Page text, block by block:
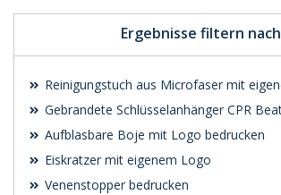
Ergebnisse filtern nach
Reinigungstuch aus Microfaser mit
Gebrandete Schlüsselanhänger CPR
Aufblasbare Boje mit Logo bedrucken
Eiskratzer mit eigenem Logo
Venenstopper bedrucken